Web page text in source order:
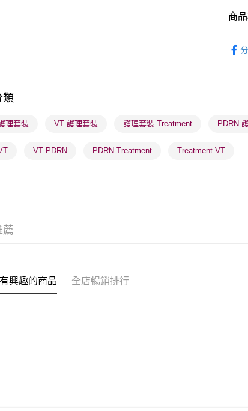
每
商
護膚
類
理套裝 VT 護理套裝 護理套裝 Treatment PDRN
VT PDRN PDRN Treatment Treatment VT
薦
興趣的商品 全店暢銷排行